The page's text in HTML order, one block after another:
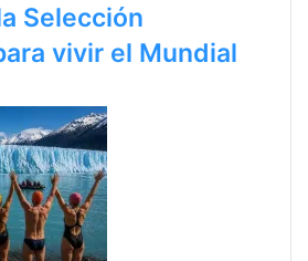
Selección
vivir el Mundial